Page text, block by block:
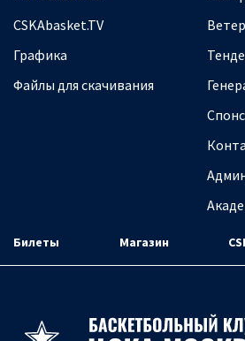
CSKAbasket.TV
Графика
Файлы для скачивания
Билеты Магазин